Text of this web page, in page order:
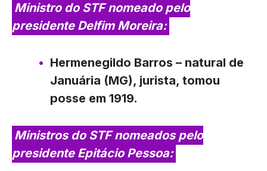
Ministro do STF nomeado pelo
presidente Delfim Moreira:
Hermenegildo Barros – natural de
Januária (MG), jurista, tomou
posse em 1919.
Ministros do STF nomeados pelo
presidente Epitácio Pessoa: